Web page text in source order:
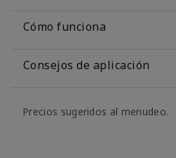
Cómo funciona
Consejos de aplicación
Precios sugeridos al menudeo.